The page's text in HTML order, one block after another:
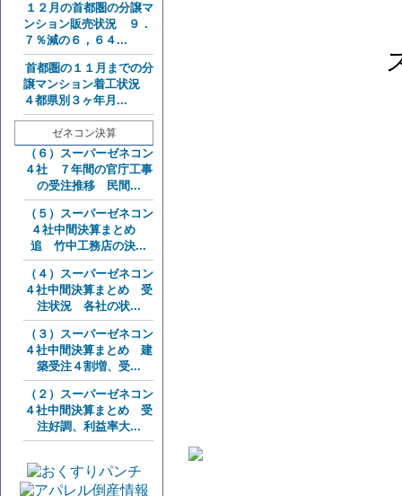
１２月の首都圏の分譲マ
ンション販売状況 ９．
７％減の６，６４...
首都圏の１１月までの分
譲マンション着工状況
４都県別３ヶ年月...
ゼネコン決算
（６）スーパーゼネコン
４社 ７年間の官庁工事
の受注推移 民間...
（５）スーパーゼネコン
４社中間決算まとめ
追 竹中工務店の決...
（４）スーパーゼネコン
４社中間決算まとめ 受
注状況 各社の状...
（３）スーパーゼネコン
４社中間決算まとめ 建
築受注４割増、受...
（２）スーパーゼネコン
４社中間決算まとめ 受
注好調、利益率大...